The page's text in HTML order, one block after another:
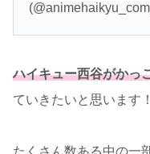
ハイキュー西谷がかっ
ていきたいと思います！